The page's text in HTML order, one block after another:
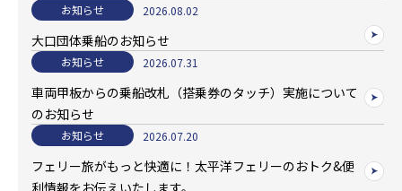
お知らせ 2026.08.02
大口団体乗船のお知らせ
お知らせ 2026.07.31
車両甲板からの乗船改札（搭乗券のタッチ）実施について
のお知らせ
お知らせ 2026.07.20
フェリー旅がもっと快適に！太平洋フェリーのおトク&便